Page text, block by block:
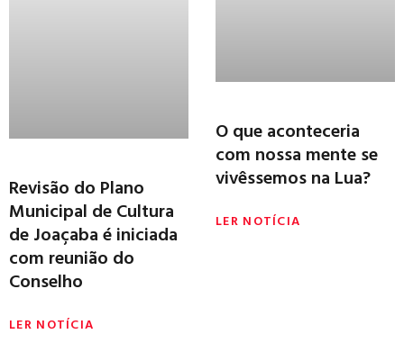
Revisão do Plano
Municipal de Cultura
de Joaçaba é iniciada
com reunião do
Conselho
LER NOTÍCIA
O que aconteceria
com nossa mente se
vivêssemos na Lua?
LER NOTÍCIA